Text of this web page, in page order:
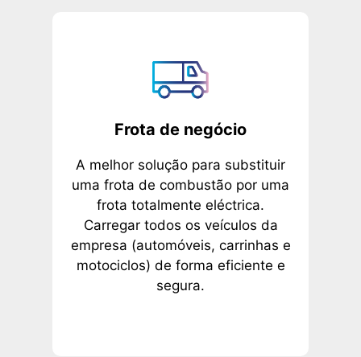
Frota de negócio
A melhor solução para substituir
uma frota de combustão por uma
frota totalmente eléctrica.
Carregar todos os veículos da
empresa (automóveis, carrinhas e
motociclos) de forma eficiente e
segura.